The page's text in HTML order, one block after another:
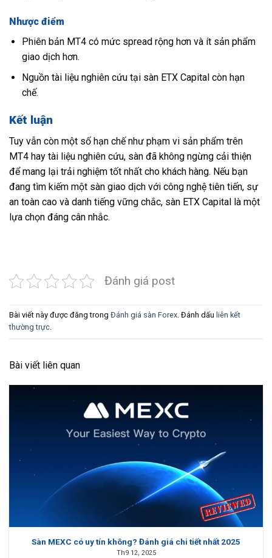
Nhược điểm
Phiên bản MT4 có mức spread rộng hơn và ít sản phẩm
giao dịch hơn.
Nguồn tài liệu nghiên cứu tại sàn ETX Capital còn hạn
chế.
Kết luận
Tuy vẫn còn một số hạn chế như phạm vi sản phẩm trên
MT4 hay tài liệu nghiên cứu, sàn đã không ngừng cải thiện
để mang lại trải nghiệm tốt nhất cho khách hàng. Nếu bạn
đang tìm kiếm một sàn giao dịch với công nghệ tiên tiến, sự
an toàn cao và danh tiếng vững chắc, sàn ETX Capital là một
lựa chọn đáng cân nhắc.
Đánh giá post
Bài viết này được đăng trong Đánh giá sàn Forex . Đánh dấu liên kết
thường trực
Bài viết liên quan
Sàn MEXC có uy tín không? Đánh giá chi tiết nhất 2025
Th9 12, 2025